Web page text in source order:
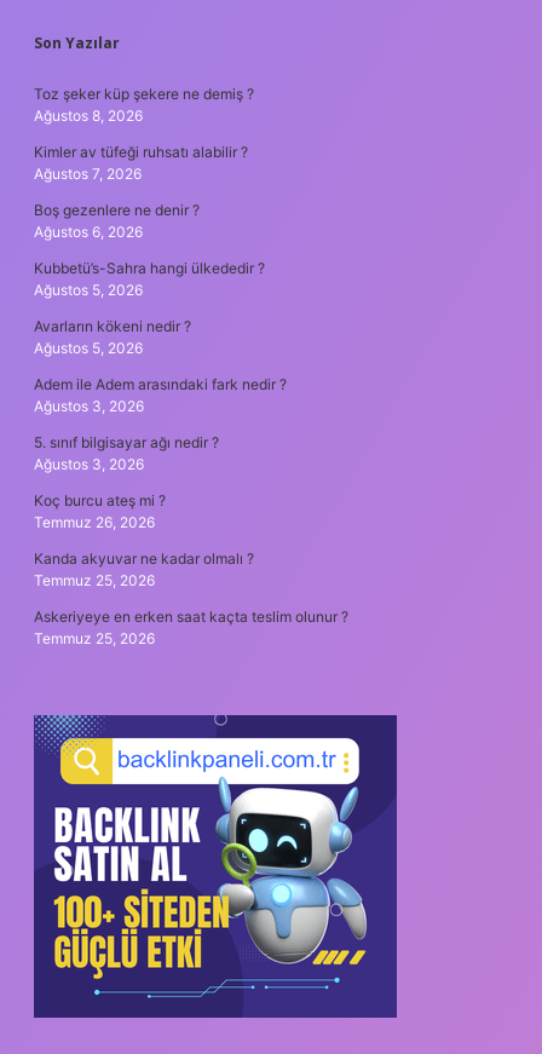
SIDEBAR
Son Yazılar
Toz şeker küp şekere ne demiş ?
Ağustos 8, 2026
Kimler av tüfeği ruhsatı alabilir ?
Ağustos 7, 2026
Boş gezenlere ne denir ?
Ağustos 6, 2026
Kubbetü’s-Sahra hangi ülkededir ?
Ağustos 5, 2026
Avarların kökeni nedir ?
Ağustos 5, 2026
Adem ile Adem arasındaki fark nedir ?
Ağustos 3, 2026
5. sınıf bilgisayar ağı nedir ?
Ağustos 3, 2026
Koç burcu ateş mi ?
Temmuz 26, 2026
Kanda akyuvar ne kadar olmalı ?
Temmuz 25, 2026
Askeriyeye en erken saat kaçta teslim olunur ?
Temmuz 25, 2026